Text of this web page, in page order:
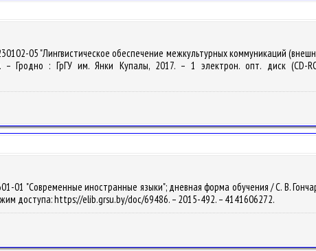
05 "Лингвистическое обеспечение межкультурных коммуникаций
: ГрГУ им. Янки Купалы, 2017. – 1 электрон. опт. диск (CD-
01 "Современные иностранные языки"; дневная форма обучения / С. В.
доступа: https://elib.grsu.by/doc/69486. – 2015-492. – 4141606272.